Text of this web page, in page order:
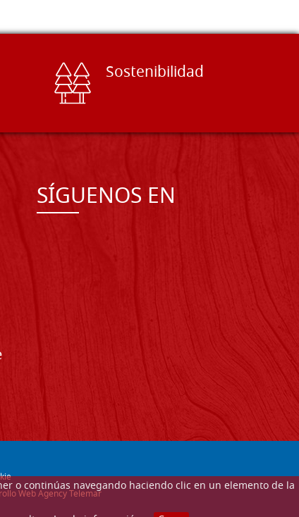
o continúas navegando haciendo clic en un elemento de la
Sostenibilidad
SÍGUENOS EN
Web Agency Telemar